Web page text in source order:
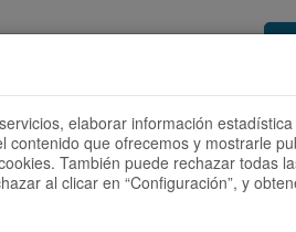
col·laborador? Com
elaborar información
que ofrecemos y mostrarle
También puede rechazar todas
al clicar en “Configuración”, y